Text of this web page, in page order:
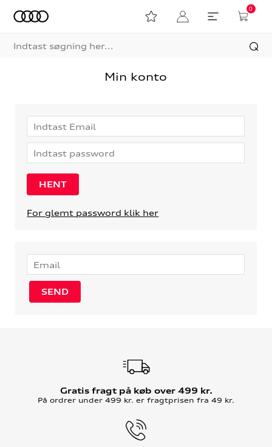
0
Min konto
For glemt password klik her
Gratis fragt på køb over 499 kr.
På ordrer under 499 kr. er fragtprisen fra 49 kr.